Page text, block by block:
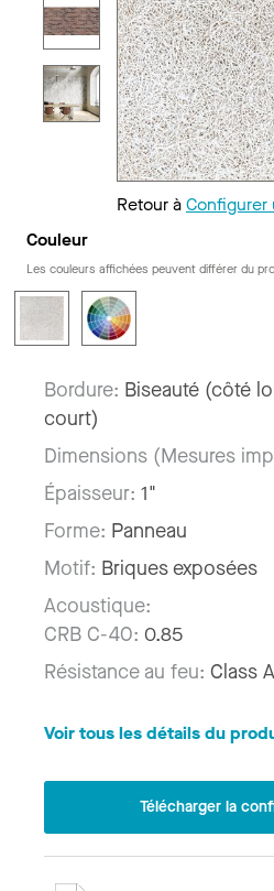
Retour àConfigurer
Couleur
Les couleurs affichées peuvent différer du
Bordure: Biseauté (côté
court)
Dimensions (Mesures
Épaisseur: 1"
Forme: Panneau
Motif: Briques exposées
Acoustique:
CRB C-40: 0.85
Résistance au feu: Class A
Voir tous les détails du
Télécharger la